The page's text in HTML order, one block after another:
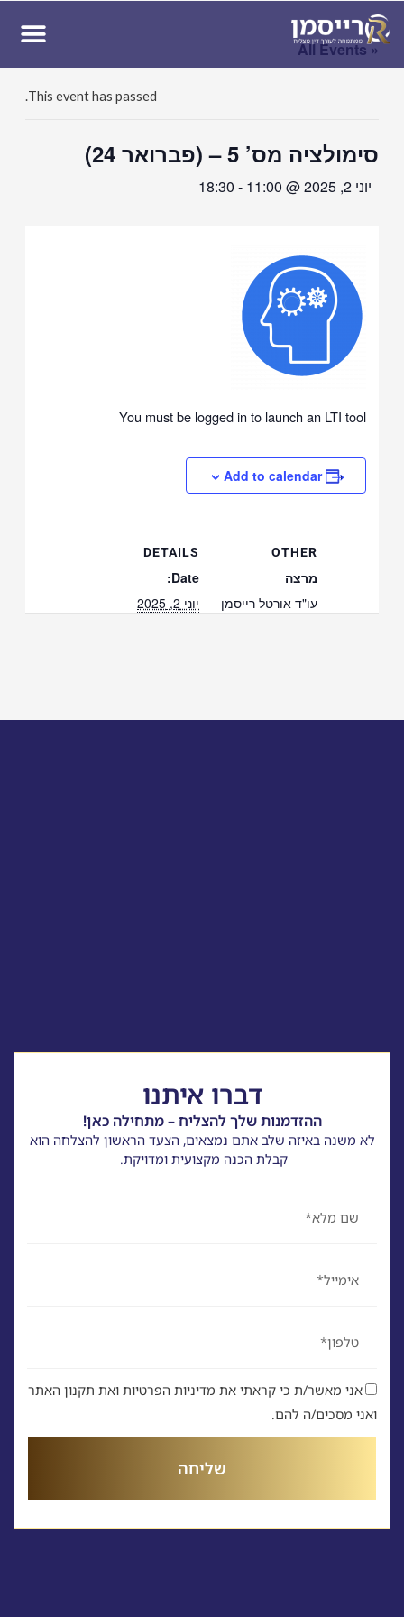
This event has passed.
סימולציה מס’ 5 – (פברואר 24)
-
18:30
You must be logged in to launch an LTI tool
Add to calendar
DETAILS
Date:
יוני 2, 2025
סימולציה
OTHER
מרצה
עו"ד אורטל רייסמן
דברו איתנו
ההזדמנות שלך להצליח – מתחילה כאן!
לא משנה באיזה שלב אתם נמצאים, הצעד הראשון להצלחה הוא
קבלת הכנה מקצועית ומדויקת.
אני מאשר/ת כי קראתי את מדיניות הפרטיות ואת תקנון האתר
ואני מסכים/ה להם.
שליחה